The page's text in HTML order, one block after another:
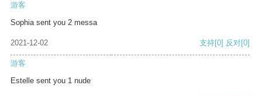
游客
Sophia sent you 2 messa
2021-12-02 支持[0] 反对[0]
游客
Estelle sent you 1 nude